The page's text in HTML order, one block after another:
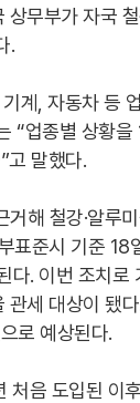
무부가 자국
.
계, 자동차 등
“업종별 상황을
고 말했다.
해 철강·알루
표준시 기준 18
. 이번 조치로
세 대상이 됐
로 예상된다.
처음 도입된 이